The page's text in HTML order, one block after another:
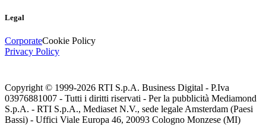
Legal
CorporateCookie Policy
Privacy Policy
Copyright © 1999-2026 RTI S.p.A. Business Digital - P.Iva
03976881007 - Tutti i diritti riservati - Per la pubblicità Mediamond
S.p.A. - RTI S.p.A., Mediaset N.V., sede legale Amsterdam (Paesi
Bassi) - Uffici Viale Europa 46, 20093 Cologno Monzese (MI)